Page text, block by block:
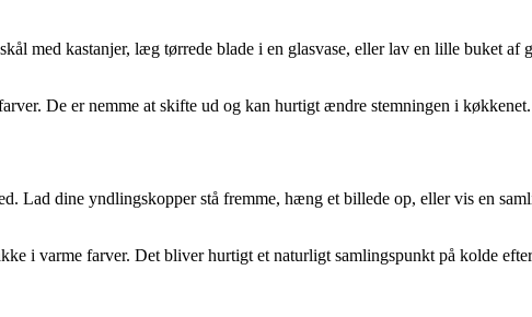
med kastanjer, læg tørrede blade i en glasvase, eller lav en lille buket
De er nemme at skifte ud og kan hurtigt ændre stemningen i køkkenet.
Lad dine yndlingskopper stå fremme, hæng et billede op, eller vis en
i varme farver. Det bliver hurtigt et naturligt samlingspunkt på kolde